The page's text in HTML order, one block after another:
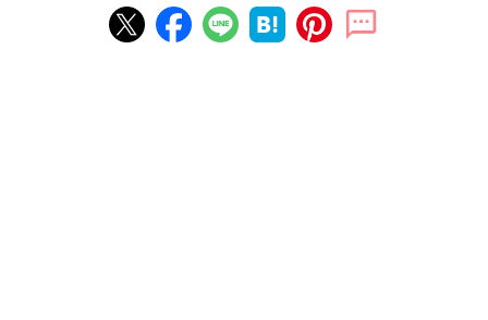
「『矢場とん』。ごはんのおかわりができるし、かつの量も多い